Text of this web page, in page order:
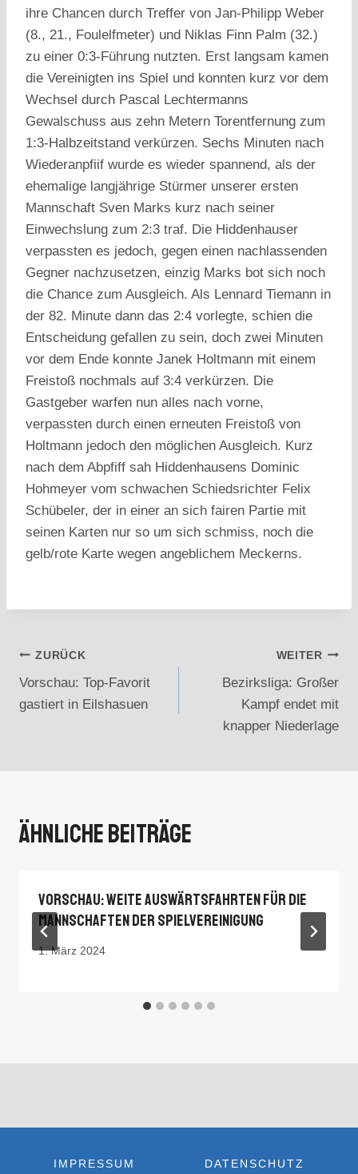
ihre Chancen durch Treffer von Jan-Philipp Weber
(8., 21., Foulelfmeter) und Niklas Finn Palm (32.)
zu einer 0:3-Führung nutzten. Erst langsam kamen
die Vereinigten ins Spiel und konnten kurz vor dem
Wechsel durch Pascal Lechtermanns
Gewalschuss aus zehn Metern Torentfernung zum
1:3-Halbzeitstand verkürzen. Sechs Minuten nach
Wiederanpfiif wurde es wieder spannend, als der
ehemalige langjährige Stürmer unserer ersten
Mannschaft Sven Marks kurz nach seiner
Einwechslung zum 2:3 traf. Die Hiddenhauser
verpassten es jedoch, gegen einen nachlassenden
Gegner nachzusetzen, einzig Marks bot sich noch
die Chance zum Ausgleich. Als Lennard Tiemann in
der 82. Minute dann das 2:4 vorlegte, schien die
Entscheidung gefallen zu sein, doch zwei Minuten
vor dem Ende konnte Janek Holtmann mit einem
Freistoß nochmals auf 3:4 verkürzen. Die
Gastgeber warfen nun alles nach vorne,
verpassten durch einen erneuten Freistoß von
Holtmann jedoch den möglichen Ausgleich. Kurz
nach dem Abpfiff sah Hiddenhausens Dominic
Hohmeyer vom schwachen Schiedsrichter Felix
Schübeler, der in einer an sich fairen Partie mit
seinen Karten nur so um sich schmiss, noch die
gelb/rote Karte wegen angeblichem Meckerns.
Beitragsnavigation
ZURÜCK
Vorschau: Top-Favorit
gastiert in Eilshasuen
WEITER
Bezirksliga: Großer
Kampf endet mit
knapper Niederlage
Ähnliche Beiträge
Vorschau: Weite Auswärtsfahrten Für Die
Mannschaften Der Spielvereinigung
1. März 2024
IMPRESSUM DATENSCHUTZ